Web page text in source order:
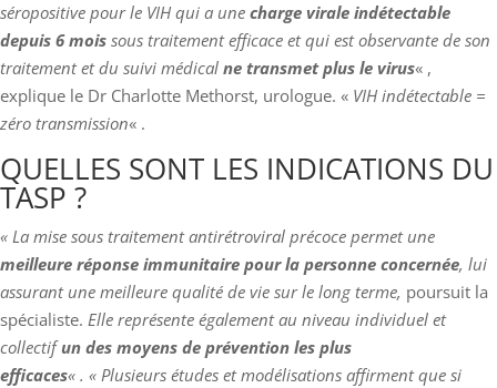
séropositive pour le VIH qui a une charge virale indétectable
depuis 6 mois sous traitement efficace et qui est observante de son
traitement et du suivi médical ne transmet plus le virus« ,
explique le Dr Charlotte Methorst, urologue. « VIH indétectable =
zéro transmission« .
QUELLES SONT LES INDICATIONS DU
TASP ?
« La mise sous traitement antirétroviral précoce permet une
meilleure réponse immunitaire pour la personne concernée, lui
assurant une meilleure qualité de vie sur le long terme, poursuit la
spécialiste. Elle représente également au niveau individuel et
collectifun des moyens de prévention les plus
efficaces« . « Plusieurs études et modélisations affirment que si